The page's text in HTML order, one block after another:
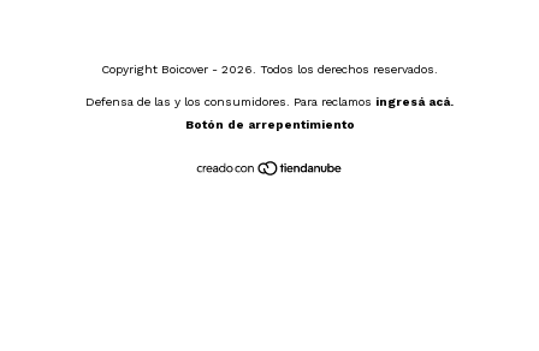
Copyright Boicover - 2026. Todos los derechos reservados.
Defensa de las y los consumidores. Para reclamos ingresá acá.
Botón de arrepentimiento